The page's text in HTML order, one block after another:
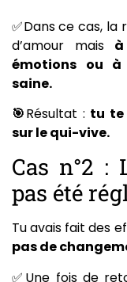
✅Dans ce cas, la
d’amour mais
émotions ou à
saine.
🎯Résultat : tu te
sur le qui-vive.
Cas n°2 :
pas été
Tu avais fait des
pas de
✅Une fois de